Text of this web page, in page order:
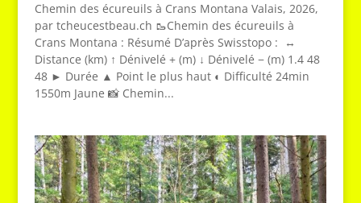
Chemin des écureuils à Crans Montana Valais, 2026,
par tcheucestbeau.ch 🥾Chemin des écureuils à
Crans Montana : Résumé D’après Swisstopo : ↔
Distance (km) ↑ Dénivelé + (m) ↓ Dénivelé − (m) 1.4 48
48 ► Durée ▲ Point le plus haut ◐ Difficulté 24min
1550m Jaune 📸 Chemin...